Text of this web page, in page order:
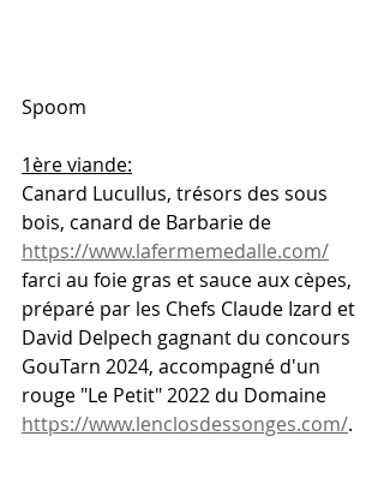
Spoom
1ère viande:
Canard Lucullus, trésors des sous
bois, canard de Barbarie de
https://www.lafermemedalle.com/
farci au foie gras et sauce aux cèpes,
préparé par les Chefs Claude Izard et
David Delpech gagnant du concours
GouTarn 2024, accompagné d'un
rouge "Le Petit" 2022 du Domaine
https://www.lenclosdessonges.com/.